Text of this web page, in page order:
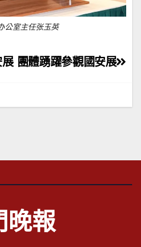
公室主任张玉英
團體踴躍參觀國安展
展
晚報